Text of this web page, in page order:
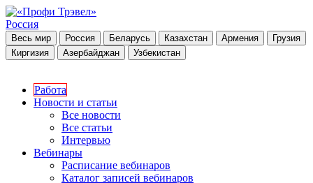
Россия
Весь мир Россия Беларусь Казахстан Армения
Грузия
Киргизия
Азербайджан Узбекистан
Работа
Новости и статьи
Все новости
Все статьи
Интервью
Вебинары
Расписание вебинаров
Каталог записей вебинаров